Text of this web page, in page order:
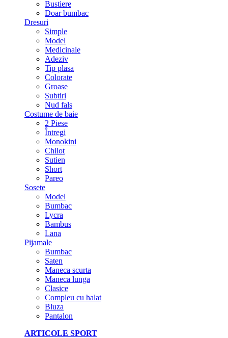
Bustiere
Doar bumbac
Dresuri
Simple
Model
Medicinale
Adeziv
Tip plasa
Colorate
Groase
Subtiri
Nud fals
Costume de baie
2 Piese
Întregi
Monokini
Chilot
Sutien
Short
Pareo
Sosete
Model
Bumbac
Lycra
Bambus
Lana
Pijamale
Bumbac
Saten
Maneca scurta
Maneca lunga
Clasice
Compleu cu halat
Bluza
Pantalon
ARTICOLE SPORT